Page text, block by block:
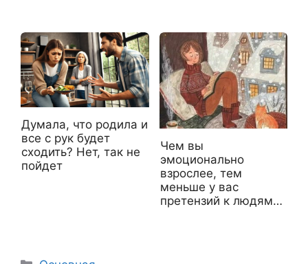
Думала, что родила и
все с рук будет
сходить? Нет, так не
пойдет
Чем вы
эмоционально
взрослее, тем
меньше у вас
претензий к людям…